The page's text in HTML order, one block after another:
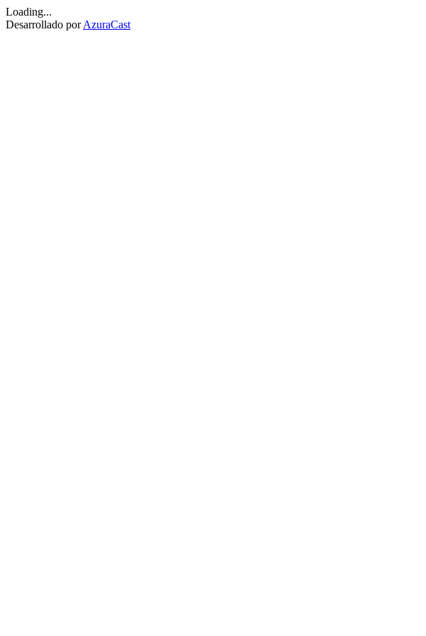
Loading...
Desarrollado porAzuraCast